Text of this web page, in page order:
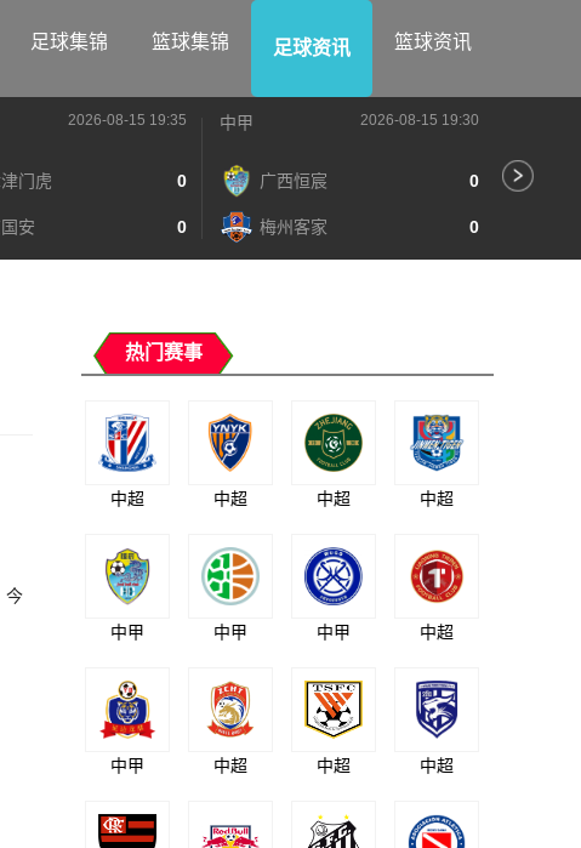
足球集锦 篮球集锦 足球资讯 篮球资讯
2026-08-15 19:35
门虎 0
安 0
中甲 2026-08-15 19:30
广西恒宸 0
梅州客家 0
今
热门赛事
中超 中超 中超 中超
中甲 中甲 中甲 中超
中甲 中超 中超 中超